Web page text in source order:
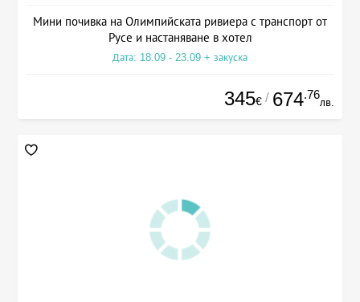
Мини почивка на Олимпийската ривиера с транспорт от
Русе и настаняване в хотел
Дата: 18.09 - 23.09 + закуска
345€ / 674.76
лв.